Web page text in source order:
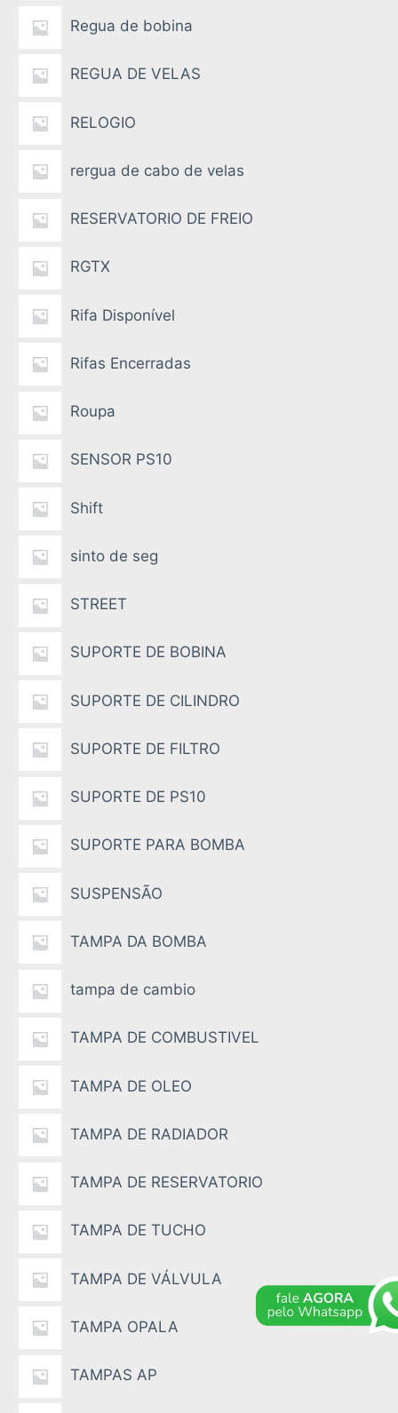
Regua de bobina
REGUA DE VELAS
RELOGIO
rergua de cabo de velas
RESERVATORIO DE FREIO
RGTX
Rifa Disponível
Rifas Encerradas
Roupa
SENSOR PS10
Shift
sinto de seg
STREET
SUPORTE DE BOBINA
SUPORTE DE CILINDRO
SUPORTE DE FILTRO
SUPORTE DE PS10
SUPORTE PARA BOMBA
SUSPENSÃO
TAMPA DA BOMBA
tampa de cambio
TAMPA DE COMBUSTIVEL
TAMPA DE OLEO
TAMPA DE RADIADOR
TAMPA DE RESERVATORIO
TAMPA DE TUCHO
TAMPA DE VÁLVULA
TAMPA OPALA
TAMPAS AP